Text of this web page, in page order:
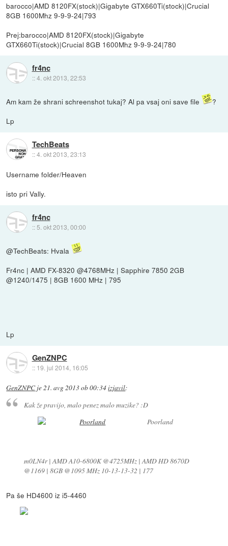
barocco|AMD 8120FX(stock)|Gigabyte GTX660Ti(stock)|Crucial
8GB 1600Mhz 9-9-9-24|793
Prej:barocco|AMD 8120FX(stock)|Gigabyte
GTX660Ti(stock)|Crucial 8GB 1600Mhz 9-9-9-24|780
fr4nc
::4. okt 2013, 22:53
Am kam že shrani schreenshot tukaj? Al pa vsaj oni save file
?
Lp
TechBeats
::4. okt 2013, 23:13
Username folder/Heaven
isto pri Vally.
fr4nc
:: 5. okt 2013, 00:00
@TechBeats: Hvala
Fr4nc | AMD FX-8320 @4768MHz | Sapphire 7850 2GB
@1240/1475 | 8GB 1600 MHz | 795
Lp
GenZNPC
:: 19. jul 2014, 16:05
GenZNPCje21. avg 2013 ob 00:34izjavil:
Kak že pravijo, malo penez malo muzike? :D
Poorland
m0LN4r | AMD A10-6800K @4725MHz | AMD HD 8670D
@1169 | 8GB @1095 MHz 10-13-13-32 | 177
Pa še HD4600 iz i5-4460